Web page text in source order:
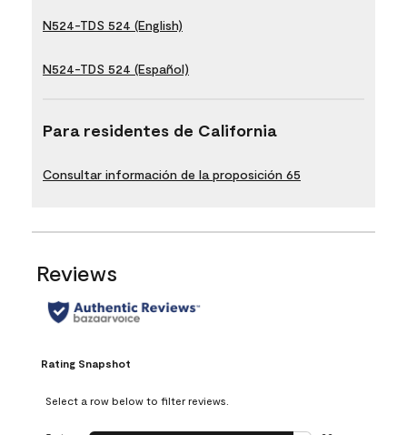
N524-TDS 524 (English)
N524-TDS 524 (Español)
Para residentes de California
Consultar información de la proposición 65
Reviews
Rating Snapshot
Select a row below to filter reviews.